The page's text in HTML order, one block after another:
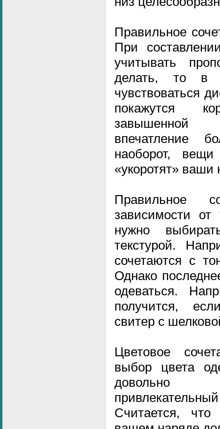
Правильное
При
учитывать
делать, то в
чувствоваться
покажутся
впечатление
наоборот,
«укоротят» ваши
Правильное
зависимости
нужно
текстурой.
сочетаются с
Однако
одеваться.
получится,
свитер с
Цветовое
выбор цвета
довольно
Считается,